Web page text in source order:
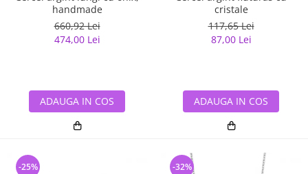
handmade
660,92 Lei
474,00 Lei
ADAUGA IN COS
cristale
117,65 Lei
87,00 Lei
ADAUGA IN COS
-25% -32%